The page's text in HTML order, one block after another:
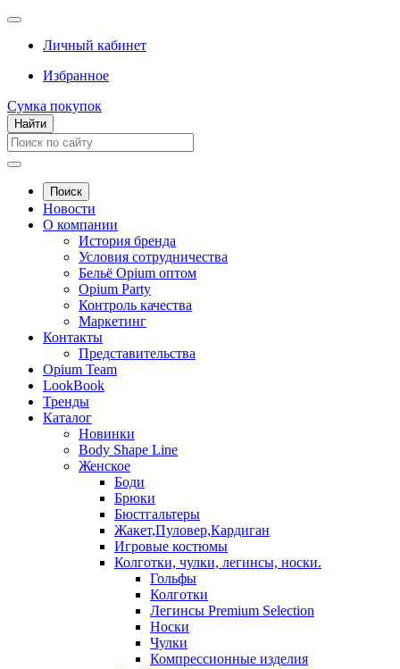
Личный кабинет
Избранное
Сумка покупок
Найти
Поиск
Новости
О компании
История бренда
Условия сотрудничества
Бельё Opium оптом
Opium Party
Контроль качества
Маркетинг
Контакты
Представительства
Opium Team
LookBook
Тренды
Каталог
Новинки
Body Shape Line
Женское
Боди
Брюки
Бюстгальтеры
Жакет,Пуловер,Кардиган
Игровые костюмы
Колготки, чулки, легинсы, носки.
Гольфы
Колготки
Легинсы Premium Selection
Носки
Чулки
Компрессионные изделия